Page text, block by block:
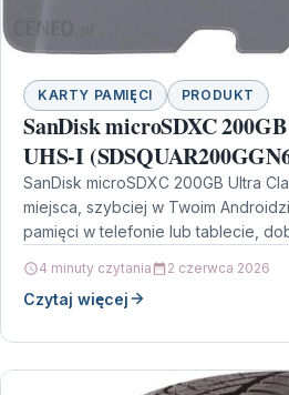
KARTY PAMIĘCI PRODUKT
SanDisk microSDXC
UHS-I
SanDisk microSDXC 200GB Ultra
miejsca, szybciej w Twoim
pamięci w telefonie lub tablecie,
4 minuty czytania 2 czerwca 2026
Czytaj więcej